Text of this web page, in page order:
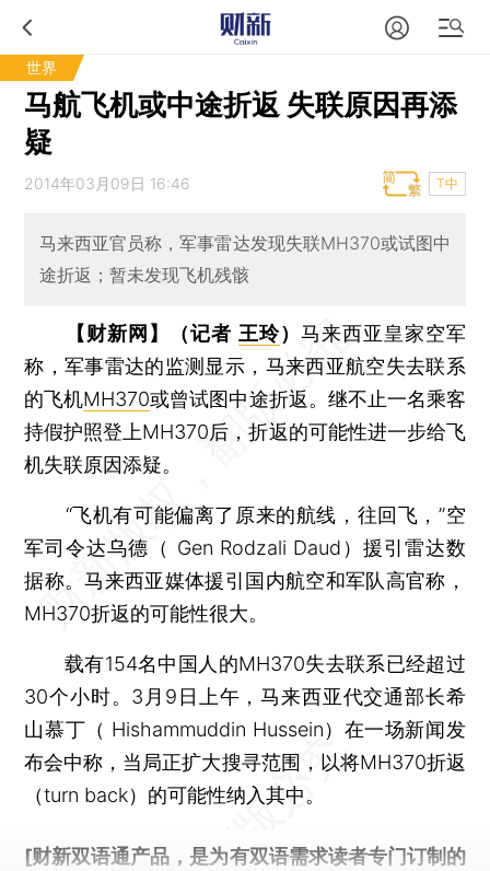
世界
马航飞机或中途折返 失联原因再添
疑
2014年03月09日 16:46 T中
马来西亚官员称，军事雷达发现失联MH370或试图中
途折返；暂未发现飞机残骸
【财新网】（记者 王玲） 马来西亚皇家空军
称，军事雷达的监测显示，马来西亚航空失去联系
的飞机MH370或曾试图中途折返。继不止一名乘客
持假护照登上MH370后，折返的可能性进一步给飞
机失联原因添疑。
“飞机有可能偏离了原来的航线，往回飞，”空
军司令达乌德（ Gen Rodzali Daud）援引雷达数
据称。马来西亚媒体援引国内航空和军队高官称，
MH370折返的可能性很大。
载有154名中国人的MH370失去联系已经超过
30个小时。3月9日上午，马来西亚代交通部长希
山慕丁（ Hishammuddin Hussein）在一场新闻发
布会中称，当局正扩大搜寻范围，以将MH370折返
（turn back）的可能性纳入其中。
[财新双语通产品，是为有双语需求读者专门订制的